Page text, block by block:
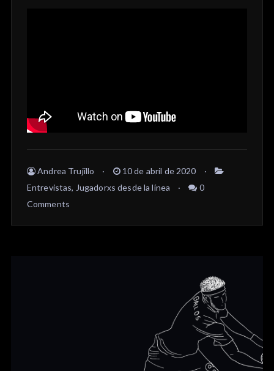
Andrea Trujillo
10 de abril de 2020
Entrevistas, Jugadorxs desde la línea
0
Comments